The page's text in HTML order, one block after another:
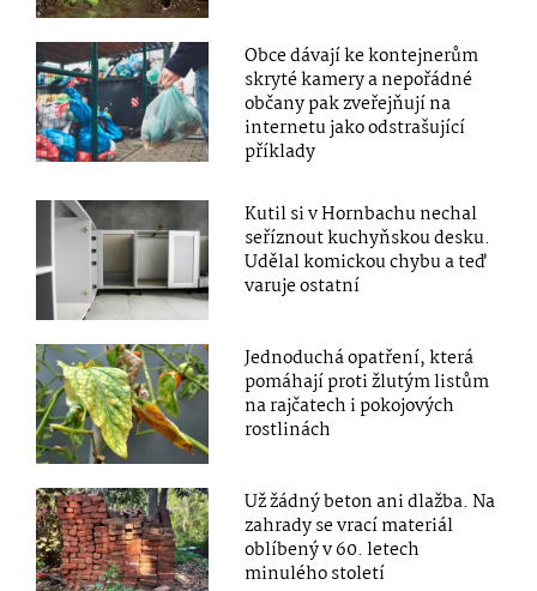
Obce dávají ke kontejnerům
skryté kamery a nepořádné
občany pak zveřejňují na
internetu jako odstrašující
příklady
Kutil si v Hornbachu nechal
seříznout kuchyňskou desku.
Udělal komickou chybu a teď
varuje ostatní
Jednoduchá opatření, která
pomáhají proti žlutým listům
na rajčatech i pokojových
rostlinách
Už žádný beton ani dlažba. Na
zahrady se vrací materiál
oblíbený v 60. letech
minulého století